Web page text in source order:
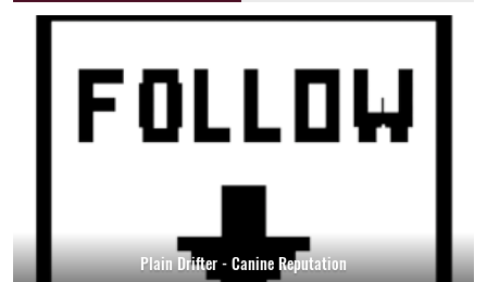
Plain Drifter - Canine Reputation